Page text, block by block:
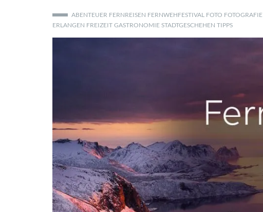
ABENTEUER FERNREISEN FERNWEHFESTIVAL FOTO FOTOGRAFIE
ERLANGEN FREIZEIT GASTRONOMIE STADTGESCHEHEN TIPPS